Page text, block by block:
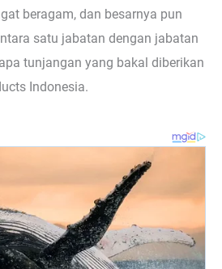
beragam, dan besarnya pun
satu jabatan dengan jabatan
tunjangan yang bakal diberikan
Indonesia.